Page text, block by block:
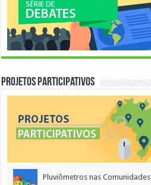
Projetos Participativos
Pluviômetros nas Comunidades